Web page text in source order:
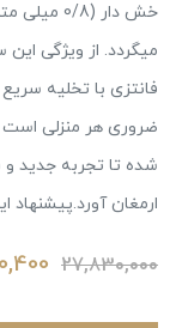
میگردد. از ویژگی
فانتزی با تخلیه
ضروری هر منزلی است
شده تا تجربه جدید
ارمغان
27,830,000